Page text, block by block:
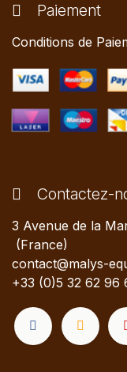
Paiement
Conditions de
Contactez-
3 Avenue de la
(France)
contact@malys-
+33 (0)5 32 62 96